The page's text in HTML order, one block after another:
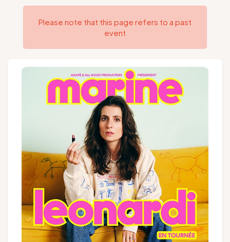
Our suggestions
Follow us
Groups and tour operators
EN NL DE
Please note that this page refers to a past
event